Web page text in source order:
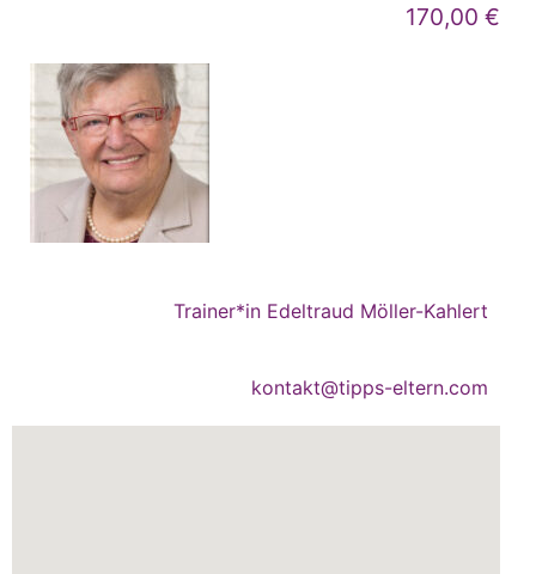
170,00 €
Trainer*in Edeltraud Möller-Kahlert
kontakt@tipps-eltern.com